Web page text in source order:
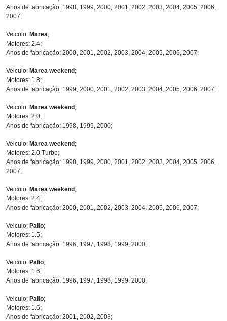
Anos de fabricação: 1998, 1999, 2000, 2001, 2002, 2003, 2004, 2005, 2006,
2007;
Veiculo: Marea;
Motores: 2.4;
Anos de fabricação: 2000, 2001, 2002, 2003, 2004, 2005, 2006, 2007;
Veiculo: Marea weekend;
Motores: 1.8;
Anos de fabricação: 1999, 2000, 2001, 2002, 2003, 2004, 2005, 2006, 2007;
Veiculo: Marea weekend;
Motores: 2.0;
Anos de fabricação: 1998, 1999, 2000;
Veiculo: Marea weekend;
Motores: 2.0 Turbo;
Anos de fabricação: 1998, 1999, 2000, 2001, 2002, 2003, 2004, 2005, 2006,
2007;
Veiculo: Marea weekend;
Motores: 2.4;
Anos de fabricação: 2000, 2001, 2002, 2003, 2004, 2005, 2006, 2007;
Veiculo: Palio;
Motores: 1.5;
Anos de fabricação: 1996, 1997, 1998, 1999, 2000;
Veiculo: Palio;
Motores: 1.6;
Anos de fabricação: 1996, 1997, 1998, 1999, 2000;
Veiculo: Palio;
Motores: 1.6;
Anos de fabricação: 2001, 2002, 2003;